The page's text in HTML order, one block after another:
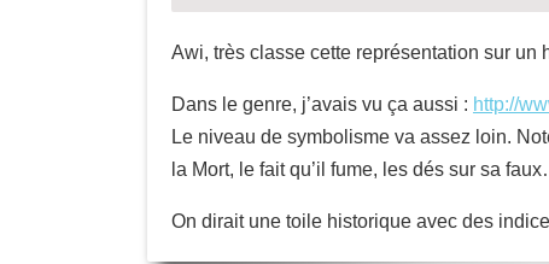
Awi, très classe cette représentation sur un
Dans le genre, j’avais vu ça aussi : http://
Le niveau de symbolisme va assez loin.
la Mort, le fait qu’il fume, les dés sur sa
On dirait une toile historique avec des